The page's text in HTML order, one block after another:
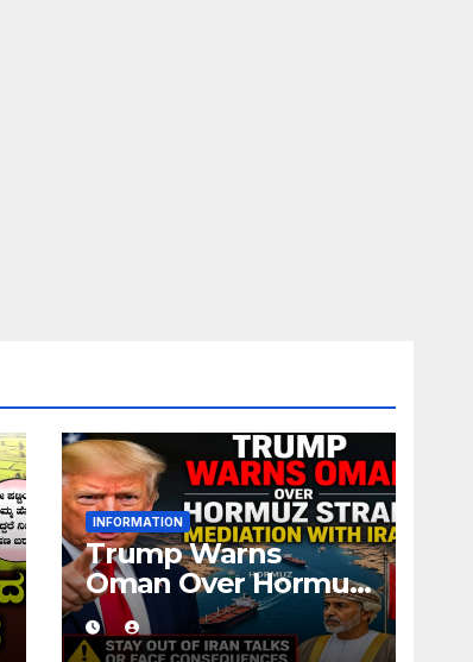
INFORMATION
Trump Warns
Oman Over Hormuz
Strait Mediation
With Iran